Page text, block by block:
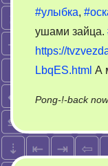
#улыбка,
ушами зайца.
https://
LbqES.html А
Pong-!-back